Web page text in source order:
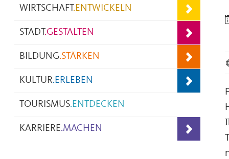
WIRTSCHAFT.ENTWICKELN
STADT.GESTALTEN
BILDUNG.STÄRKEN
KULTUR.ERLEBEN
TOURISMUS.ENTDECKEN
KARRIERE.MACHEN